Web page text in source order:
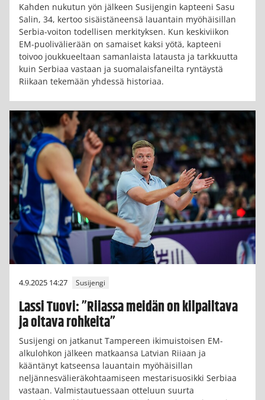
Kahden nukutun yön jälkeen Susijengin kapteeni Sasu
Salin, 34, kertoo sisäistäneensä lauantain myöhäisillan
Serbia-voiton todellisen merkityksen. Kun keskiviikon
EM-puolivälierään on samaiset kaksi yötä, kapteeni
toivoo joukkueeltaan samanlaista latausta ja tarkkuutta
kuin Serbiaa vastaan ja suomalaisfaneilta ryntäystä
Riikaan tekemään yhdessä historiaa.
4.9.2025 14:27 Susijengi
Lassi Tuovi: ”Riiassa meidän on kilpailtava
ja oltava rohkeita”
Susijengi on jatkanut Tampereen ikimuistoisen EM-
alkulohkon jälkeen matkaansa Latvian Riiaan ja
kääntänyt katseensa lauantain myöhäisillan
neljännesvälieräkohtaamiseen mestarisuosikki Serbiaa
vastaan. Valmistautuessaan otteluun suurta